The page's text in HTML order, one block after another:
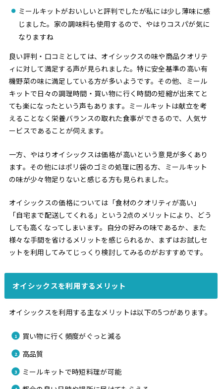
ミールキットがおいしいと評判でしたが私には少し薄味に感
じました。家の調味料も使用するので、やはりコスパが気に
なりますね
良い評判・口コミとしては、オイシックスの味や商品クオリテ
ィに対して満足する声が見られました。特に安全基準の高い有
機野菜の味に満足している方が多いようです。その他、ミール
キットで日々の調理時間・買い物に行く時間の短縮が出来てと
ても楽になったという声もあります。ミールキットは献立を考
えることなく栄養バランスの取れた食事ができるので、人気サ
ービスであることが伺えます。
一方、やはりオイシックスは価格が高いという意見が多くあり
ます。その他にはポリ袋のゴミの処理に困る方、ミールキット
の味が少々物足りないと感じる方も見られました。
オイシックスの価格については「食材のクオリティが高い」
「自宅まで配送してくれる」という2点のメリットにより、どう
しても高くなってしまいます。自分の好みの味であるか、また
様々な手間を省けるメリットを感じられるか、まずはお試しセ
ットを利用してみてじっくり検討してみるのがおすすめです。
オイシックスを利用するメリット
オイシックスを利用する主なメリットは以下の5つがあります。
買い物に行く頻度がぐっと減る
高品質
ミールキットで時短料理が可能